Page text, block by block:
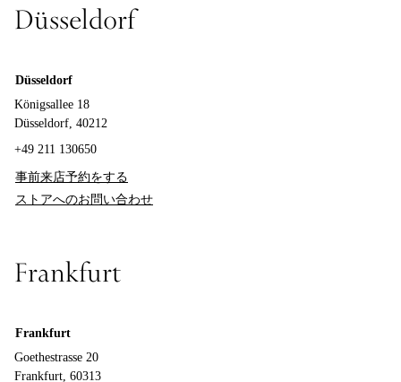
Düsseldorf
Düsseldorf
Königsallee 18
Düsseldorf, 40212
+49 211 130650
事前来店予約をする
ストアへのお問い合わせ
Frankfurt
Frankfurt
Goethestrasse 20
Frankfurt, 60313